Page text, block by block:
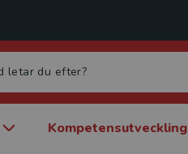
Kompetensutveckling